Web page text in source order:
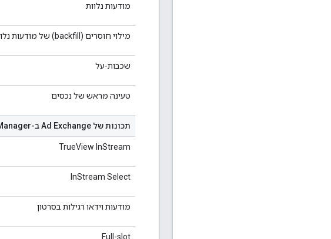
מודעות נלוות
מילוי חוסרים (backfill) של מודעות נלוות
שכבות-על
טעינה מראש של נכסים
תכונות של Ad Exchange ב-Ad Manager
TrueView InStream
InStream Select
מודעות וידאו רגילות בסרטון
Full-slot